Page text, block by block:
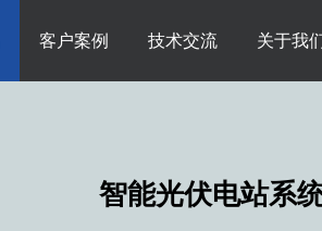
客户案例 技术交流 关于我
智能光伏电站系